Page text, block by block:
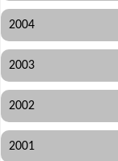
2004
2003
2002
2001